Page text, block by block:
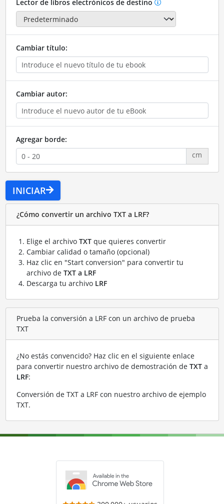
Lector de libros electrónicos de destino
Cambiar título:
Cambiar autor:
Agregar borde:
cm
INICIAR
¿Cómo convertir un archivo TXT a LRF?
Elige el archivo TXTque quieres convertir
Cambiar calidad o tamaño (opcional)
Haz clic en "Start conversion" para convertir tu
archivo de TXT a LRF
Descarga tu archivo LRF
Prueba la conversión a LRF con un archivo de prueba
TXT
¿No estás convencido? Haz clic en el siguiente enlace
para convertir nuestro archivo de demostración de TXTa
LRF:
Conversión de TXT a LRF con nuestro archivo de ejemplo
TXT.